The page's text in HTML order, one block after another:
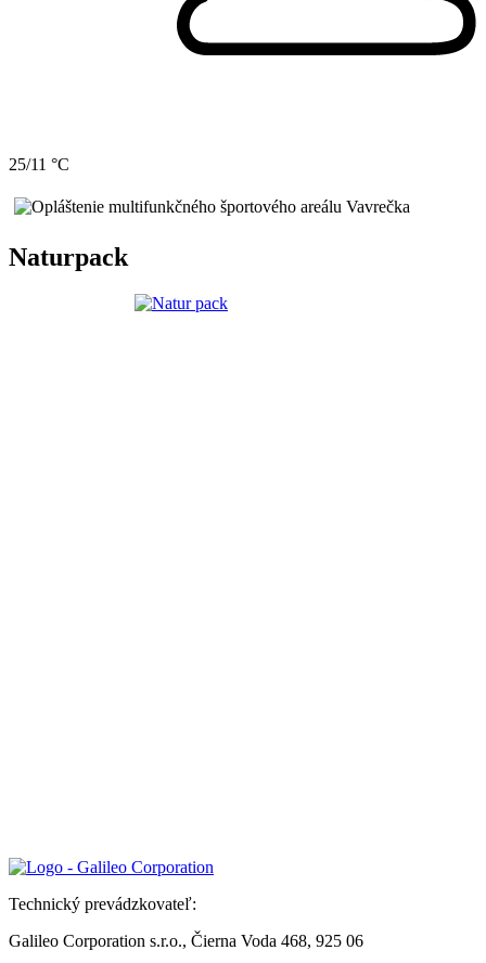
25/11 °C
Naturpack
Technický prevádzkovateľ:
Galileo Corporation s.r.o., Čierna Voda 468, 925 06